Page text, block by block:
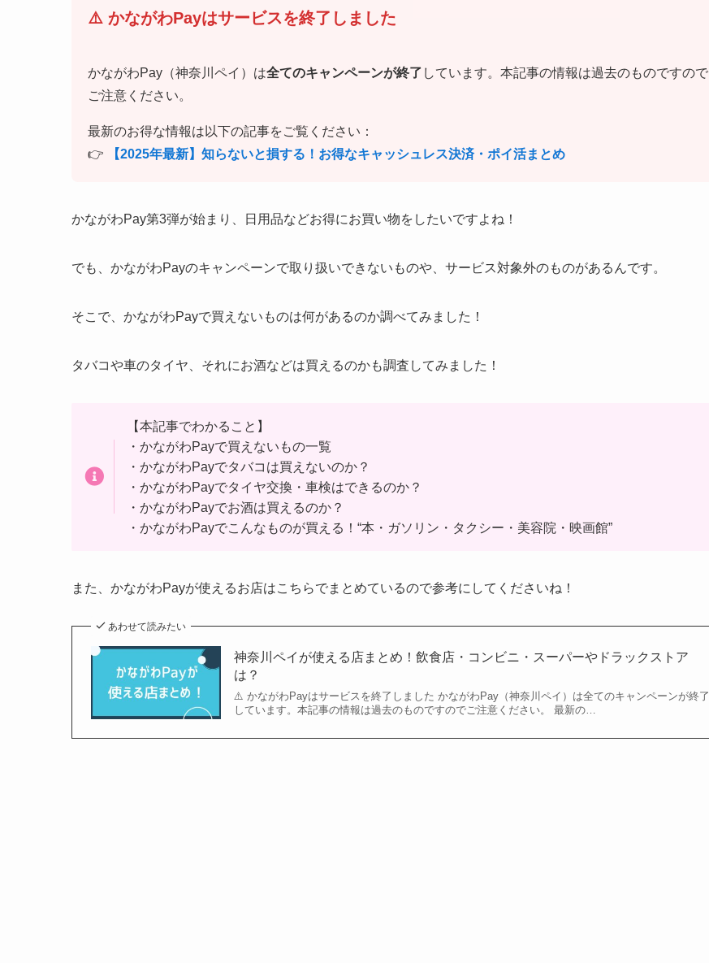
⚠️ かながわPayはサービスを終了しました
かながわPay（神奈川ペイ）は全てのキャンペーンが終了 しています。本記事の情報は過去のものですので
ご注意ください。
最新のお得な情報は以下の記事をご覧ください：
👉
【2025年最新】知らないと損する！お得なキャッシュレス決済・ポイ活まとめ
かながわPay第3弾が始まり、日用品などお得にお買い物をしたいですよね！
でも、かながわPayのキャンペーンで取り扱いできないものや、サービス対象外のものがあるんです。
そこで、かながわPayで買えないものは何があるのか調べてみました！
タバコや車のタイヤ、それにお酒などは買えるのかも調査してみました！
【本記事でわかること】
・かながわPayで買えないもの一覧
・かながわPayでタバコは買えないのか？
・かながわPayでタイヤ交換・車検はできるのか？
・かながわPayでお酒は買えるのか？
・かながわPayでこんなものが買える！“本・ガソリン・タクシー・美容院・映画館”
また、かながわPayが使えるお店はこちらでまとめているので参考にしてくださいね！
あわせて読みたい
神奈川ペイが使える店まとめ！飲食店・コンビニ・スーパーやドラックストア
は？
⚠️ かながわPayはサービスを終了しました かながわPay（神奈川ペイ）は全てのキャンペーンが終了
しています。本記事の情報は過去のものですのでご注意ください。 最新の…